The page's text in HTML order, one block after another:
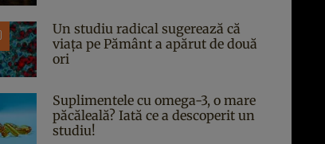
Un studiu radical sugerează că
viața pe Pământ a apărut de două
ori
Suplimentele cu omega-3, o mare
păcăleală? Iată ce a descoperit un
studiu!